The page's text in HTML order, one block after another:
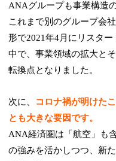
ANAグループも事業構造
これまで別のグループ会
形で2021年4月にリスタ
中で、事業領域の拡大と
転換点となりました。
次に、
コロナ禍が明けた
とも大きな要因です。
ANA経済圏は「航空」も
の強みを活かしつつ、新